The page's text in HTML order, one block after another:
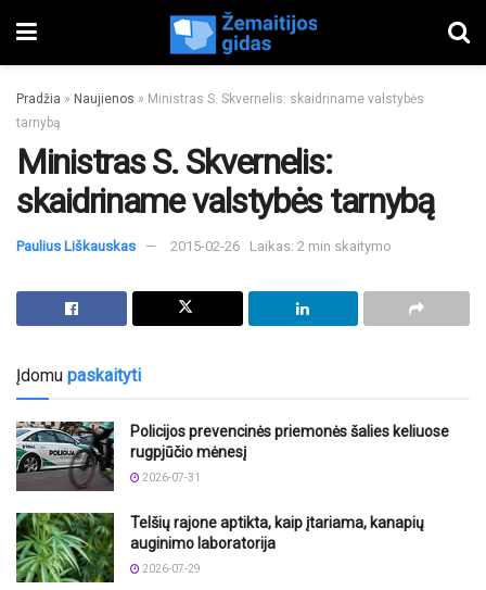
Pradžia » Naujienos » Ministras S. Skvernelis: skaidriname valstybės
tarnybą
Ministras S. Skvernelis:
skaidriname valstybės tarnybą
Paulius Liškauskas 2015-02-26 Laikas: 2 min skaitymo
Įdomu paskaityti
Policijos prevencinės priemonės šalies keliuose
rugpjūčio mėnesį
2026-07-31
Telšių rajone aptikta, kaip įtariama, kanapių
auginimo laboratorija
2026-07-29